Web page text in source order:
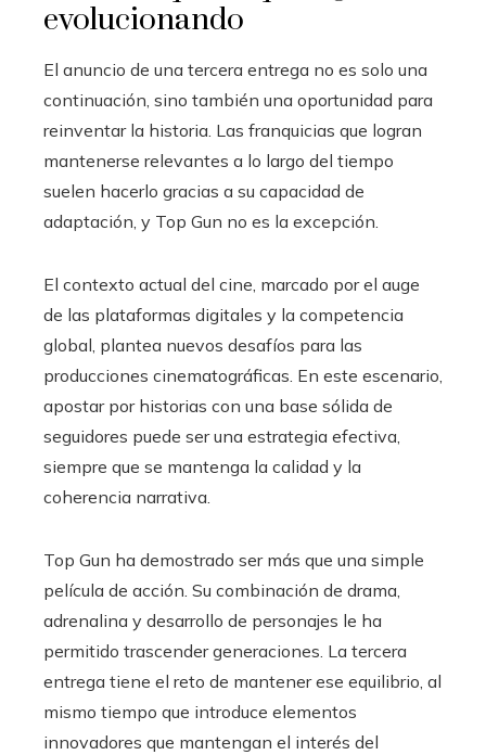
evolucionando
El anuncio de una tercera entrega no es solo una
continuación, sino también una oportunidad para
reinventar la historia. Las franquicias que logran
mantenerse relevantes a lo largo del tiempo
suelen hacerlo gracias a su capacidad de
adaptación, y Top Gun no es la excepción.
El contexto actual del cine, marcado por el auge
de las plataformas digitales y la competencia
global, plantea nuevos desafíos para las
producciones cinematográficas. En este escenario,
apostar por historias con una base sólida de
seguidores puede ser una estrategia efectiva,
siempre que se mantenga la calidad y la
coherencia narrativa.
Top Gun ha demostrado ser más que una simple
película de acción. Su combinación de drama,
adrenalina y desarrollo de personajes le ha
permitido trascender generaciones. La tercera
entrega tiene el reto de mantener ese equilibrio, al
mismo tiempo que introduce elementos
innovadores que mantengan el interés del